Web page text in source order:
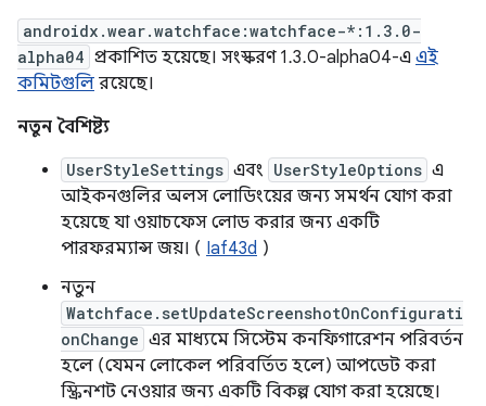
androidx.wear.watchface:watchface-*:1.3.0-
alpha04 প্রকাশিত হয়েছে। সংস্করণ 1.3.0-alpha04-এ এই
কমিটগুলি রয়েছে।
নতুন বৈশিষ্ট্য
UserStyleSettings এবং UserStyleOptions এ
আইকনগুলির অলস লোডিংয়ের জন্য সমর্থন যোগ করা
হয়েছে যা ওয়াচফেস লোড করার জন্য একটি
পারফরম্যান্স জয়। ( Iaf43d )
নতুন
Watchface.setUpdateScreenshotOnConfigurati
onChange এর মাধ্যমে সিস্টেম কনফিগারেশন পরিবর্তন
হলে (যেমন লোকেল পরিবর্তিত হলে) আপডেট করা
স্ক্রিনশট নেওয়ার জন্য একটি বিকল্প যোগ করা হয়েছে।